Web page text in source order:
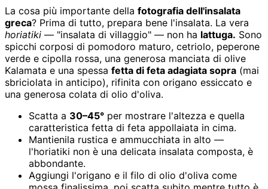
La cosa più importante della fotografia dell'insalata
greca? Prima di tutto, prepara bene l'insalata. La vera
horiatiki — "insalata di villaggio" — non ha lattuga. Sono
spicchi corposi di pomodoro maturo, cetriolo, peperone
verde e cipolla rossa, una generosa manciata di olive
Kalamata e una spessa fetta di feta adagiata sopra (mai
sbriciolata in anticipo), rifinita con origano essiccato e
una generosa colata di olio d'oliva.
Scatta a 30–45° per mostrare l'altezza e quella
caratteristica fetta di feta appollaiata in cima.
Mantienila rustica e ammucchiata in alto —
l'horiatiki non è una delicata insalata composta, è
abbondante.
Aggiungi l'origano e il filo di olio d'oliva come